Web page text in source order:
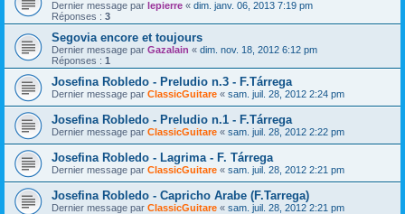
Dernier message par lepierre « dim. janv. 06, 2013 7:19 pm
Réponses : 3
Segovia encore et toujours
Dernier message par Gazalain « dim. nov. 18, 2012 6:12 pm
Réponses : 1
Josefina Robledo - Preludio n.3 - F.Tárrega
Dernier message par ClassicGuitare « sam. juil. 28, 2012 2:24 pm
Josefina Robledo - Preludio n.1 - F.Tárrega
Dernier message par ClassicGuitare « sam. juil. 28, 2012 2:22 pm
Josefina Robledo - Lagrima - F. Tárrega
Dernier message par ClassicGuitare « sam. juil. 28, 2012 2:21 pm
Josefina Robledo - Capricho Arabe (F.Tarrega)
Dernier message par ClassicGuitare « sam. juil. 28, 2012 2:21 pm